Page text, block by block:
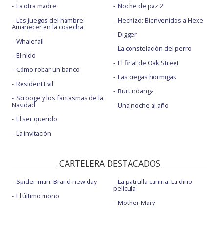
La otra madre
Los juegos del hambre:
Amanecer en la cosecha
Whalefall
El nido
Cómo robar un banco
Resident Evil
Scrooge y los fantasmas de la
Navidad
El ser querido
La invitación
Noche de paz 2
Hechizo: Bienvenidos a Hexe
Digger
La constelación del perro
El final de Oak Street
Las ciegas hormigas
Burundanga
Una noche al año
CARTELERA DESTACADOS
Spider-man: Brand new day
El último mono
La patrulla canina: La dino
película
Mother Mary